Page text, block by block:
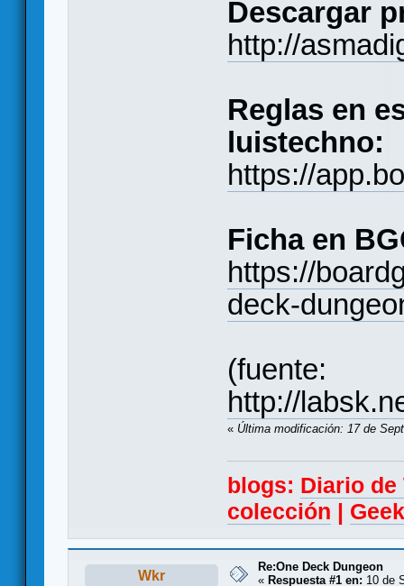
Descargar
http://
Reglas en
luistechno:
https://
Ficha en
https://
deck-
(fuente:
http://
« Última modificación: 17 de
blogs: Diario
colección |
Wkr
Re:One Deck Dungeon
« Respuesta #1 en: 10 de